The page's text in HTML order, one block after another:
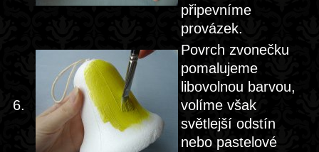
připevníme
provázek.
6.
Povrch zvonečku
pomalujeme
libovolnou barvou,
volíme však
světlejší odstín
nebo pastelové